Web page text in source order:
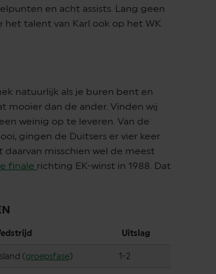
en acht assists. Lang geen
talent van Karl ook op het WK
natuurlijk als je buren bent en
mooier dan de ander. Vinden wij
weinig op te leveren. Van de
gingen de Duitsers er vier keer
daarvan misschien wel de meest
finale richting EK-winst in 1988. Dat
Uitslag
(groepsfase) 1-2